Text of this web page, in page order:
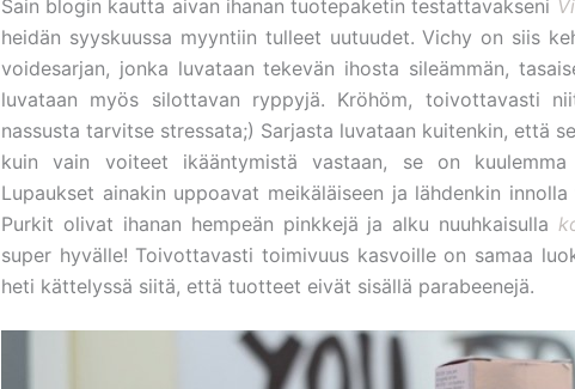
Sain blogin kautta aivan ihanan tuotepaketin testattavakseni
heidän syyskuussa myyntiin tulleet uutuudet. Vichy on siis
voidesarjan, jonka luvataan tekevän ihosta sileämmän,
luvataan myös silottavan ryppyjä. Kröhöm, toivottavasti
nassusta tarvitse stressata;) Sarjasta luvataan kuitenkin, että
kuin vain voiteet ikääntymistä vastaan, se on kuulemma
Lupaukset ainakin uppoavat meikäläiseen ja lähdenkin innolla
Purkit olivat ihanan hempeän pinkkejä ja alku nuuhkaisulla
super hyvälle! Toivottavasti toimivuus kasvoille on samaa
heti kättelyssä siitä, että tuotteet eivät sisällä parabeenejä.